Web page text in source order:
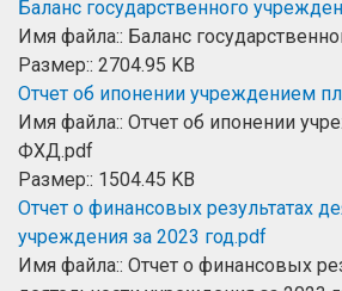
Баланс государственного
Имя файла:: Баланс
Размер:: 2704.95 KB
Отчет об ипонении учреждением
Имя файла:: Отчет об ипонении
ФХД.pdf
Размер:: 1504.45 KB
Отчет о финансовых результатах
учреждения за 2023 год.pdf
Имя файла:: Отчет о финансовых